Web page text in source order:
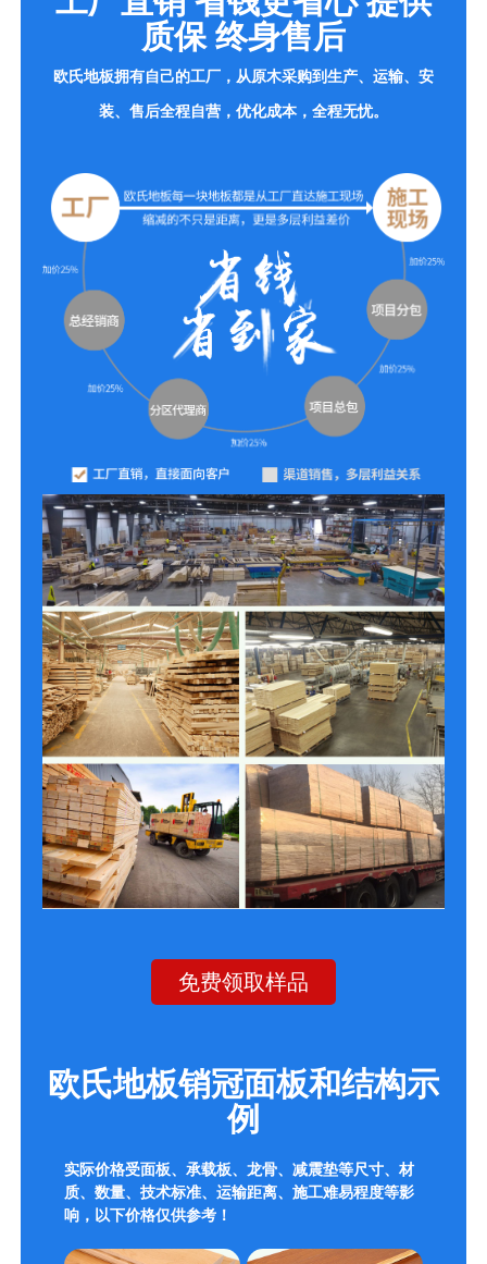
质保 终身售后
欧氏地板拥有自己的工厂，从原木采购到生产、运输、安
装、售后全程自营，优化成本，全程无忧。
免费领取样品
欧氏地板销冠面板和结构示
例
实际价格受面板、承载板、龙骨、减震垫等尺寸、材
质、数量、技术标准、运输距离、施工难易程度等影
响，以下价格仅供参考！